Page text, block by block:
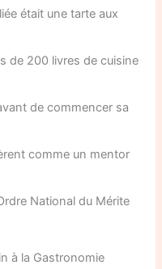
était une tarte aux
de 200 livres de cuisine
de commencer sa
comme un mentor
National du Mérite
à la Gastronomie